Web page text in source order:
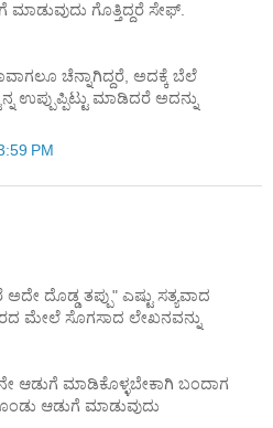
ಗೊತ್ತಿದ್ದರೆ ಸೇಫ್.
ಚೆನ್ನಾಗಿದ್ದರೆ, ಅದಕ್ಕೆ ಬೆಲೆ
ಉಪ್ಪುಪ್ಪಿಟ್ಟು ಮಾಡಿದರೆ ಅದನ್ನು
PM
ದೊಡ್ಡ ತಪ್ಪು" ಎಷ್ಟು ಸತ್ಯವಾದ
ಮೇಲೆ ಸೊಗಸಾದ ಲೇಖನವನ್ನು
ಆಡುಗೆ ಮಾಡಿಕೊಳ್ಳಬೇಕಾಗಿ ಬಂದಾಗ
ಆಡುಗೆ ಮಾಡುವುದು